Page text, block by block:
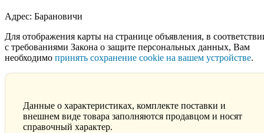
Адрес: Барановичи
Для отображения карты на странице объявления, в
с требованиями Закона о защите персональных данных, Вам
необходимо принять сохранение cookie на вашем устройстве.
Данные о характеристиках, комплекте поставки и
внешнем виде товара заполняются продавцом и носят
справочный характер.